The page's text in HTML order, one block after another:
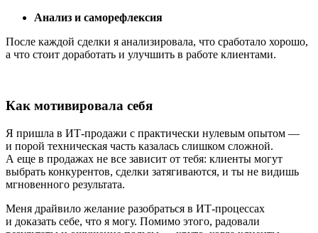
Анализ и саморефлексия
После каждой сделки я анализировала, что сработало хорошо,
а что стоит доработать и улучшить в работе клиентами.
Как мотивировала себя
Я пришла в ИТ-продажи с практически нулевым опытом —
и порой техническая часть казалась слишком сложной.
А еще в продажах не все зависит от тебя: клиенты могут
выбрать конкурентов, сделки затягиваются, и ты не видишь
мгновенного результата.
Меня драйвило желание разобраться в ИТ-процессах
и доказать себе, что я могу. Помимо этого, радовали